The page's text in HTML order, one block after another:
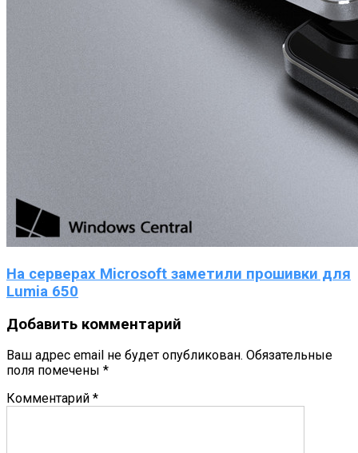
На серверах Microsoft заметили прошивки для
Lumia 650
Добавить комментарий
Ваш адрес email не будет опубликован. Обязательные
поля помечены *
Комментарий *